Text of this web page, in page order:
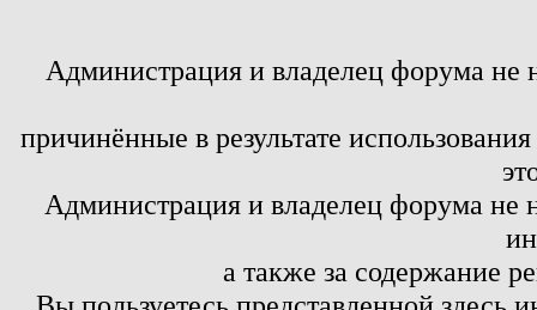
Администрация и владелец форума не
причинённые в результате
Администрация и владелец форума не
а также за содержание